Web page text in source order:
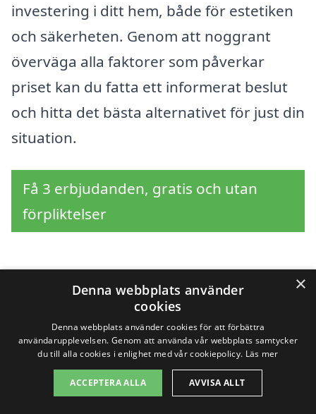
investering i ditt hem, både för estetiken
och säkerheten. Genom att noggrant
överväga alla faktorer som påverkar
priset kan du fatta ett informerat beslut
och hitta det bästa alternativet för just din
situation.
Få 3 erbjudanden, gratis och utan
förpliktelser
Sök efter en
professionell för att
renovera trappa i andra
städer nära Ullared
×
Denna webbplats använder
cookies
Denna webbplats använder cookies för att förbättra
användarupplevelsen. Genom att använda vår webbplats samtycker
du till alla cookies i enlighet med vår cookiepolicy. Läs mer
ACCEPTERA ALLA AVVISA ALLT